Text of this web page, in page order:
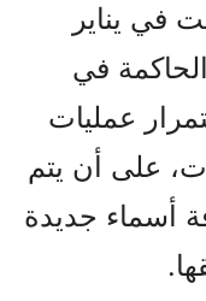
في يناير
الحاكمة في
عمليات
على أن يتم
أسماء جديدة